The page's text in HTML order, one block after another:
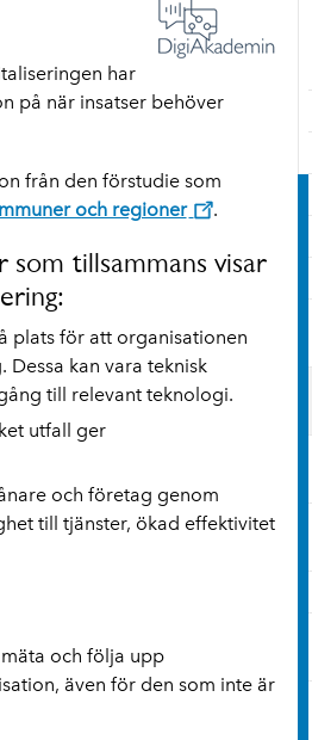
har
på när insatser behöver
från den förstudie som
och regioner .
som tillsammans visar
plats för att organisationen
kan vara teknisk
till relevant teknologi.
utfall ger
och företag genom
till tjänster, ökad effektivitet
och följa upp
även för den som inte är